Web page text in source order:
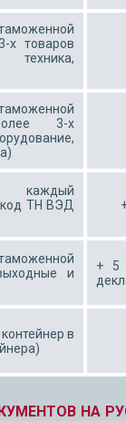
х товаров
техника,
3-х
каждый
ТН ВЭД
и
+ 5
в
НА